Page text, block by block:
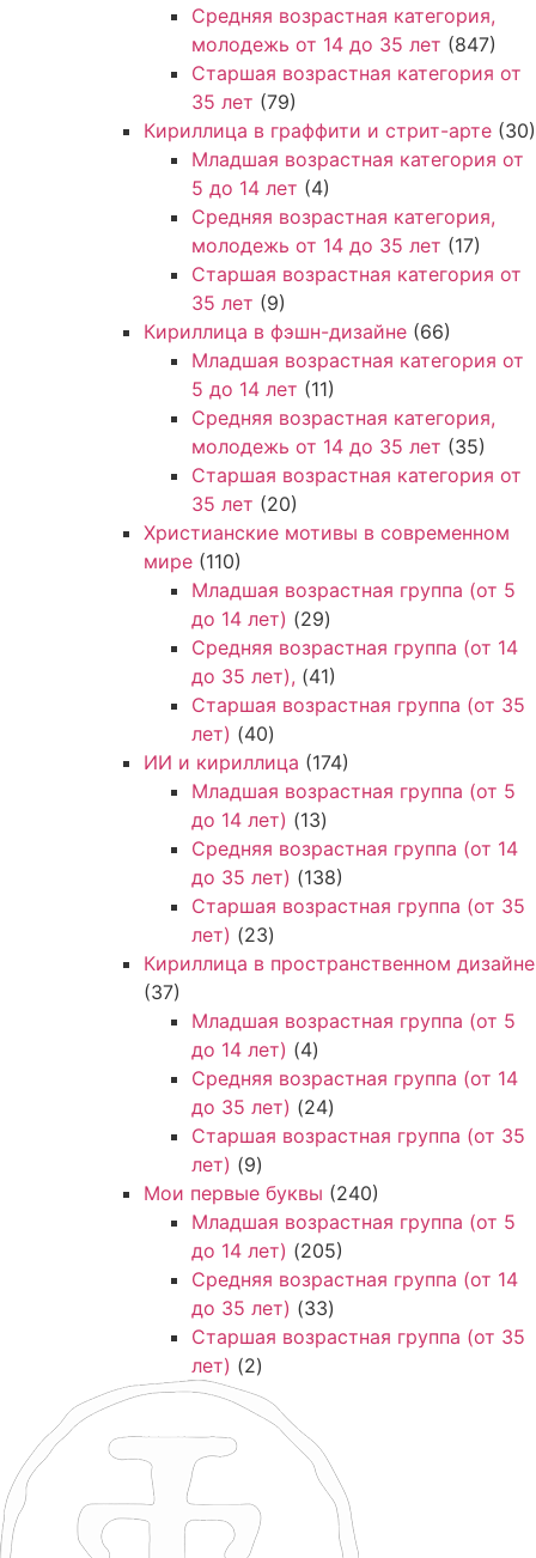
Средняя возрастная категория,
молодежь от 14 до 35 лет (847)
Старшая возрастная категория от
35 лет (79)
Кириллица в граффити и стрит-арте (30)
Младшая возрастная категория от
5 до 14 лет (4)
Средняя возрастная категория,
молодежь от 14 до 35 лет (17)
Старшая возрастная категория от
35 лет (9)
Кириллица в фэшн-дизайне (66)
Младшая возрастная категория от
5 до 14 лет (11)
Средняя возрастная категория,
молодежь от 14 до 35 лет (35)
Старшая возрастная категория от
35 лет (20)
Христианские мотивы в современном
мире (110)
Младшая возрастная группа (от 5
до 14 лет) (29)
Средняя возрастная группа (от 14
до 35 лет), (41)
Старшая возрастная группа (от 35
лет) (40)
ИИ и кириллица (174)
Младшая возрастная группа (от 5
до 14 лет) (13)
Средняя возрастная группа (от 14
до 35 лет) (138)
Старшая возрастная группа (от 35
лет) (23)
Кириллица в пространственном дизайне
(37)
Младшая возрастная группа (от 5
до 14 лет) (4)
Средняя возрастная группа (от 14
до 35 лет) (24)
Старшая возрастная группа (от 35
лет) (9)
Мои первые буквы (240)
Младшая возрастная группа (от 5
до 14 лет) (205)
Средняя возрастная группа (от 14
до 35 лет) (33)
Старшая возрастная группа (от 35
лет) (2)